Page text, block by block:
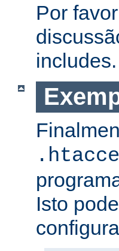
Por
includes.
Isto